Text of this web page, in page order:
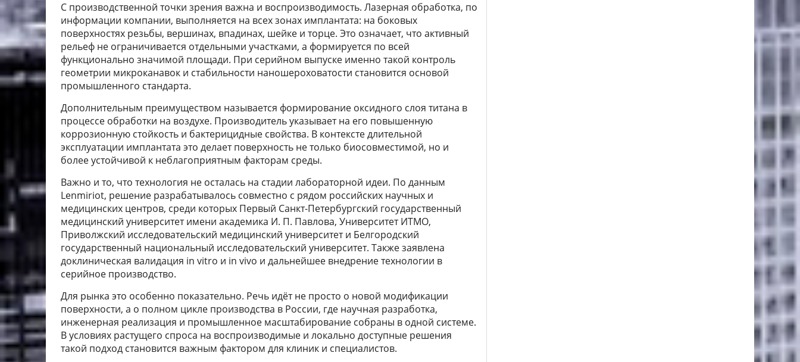
С производственной точки зрения важна и воспроизводимость. Лазерная обработка, по
информации компании, выполняется на всех зонах имплантата: на боковых
поверхностях резьбы, вершинах, впадинах, шейке и торце. Это означает, что активный
рельеф не ограничивается отдельными участками, а формируется по всей
функционально значимой площади. При серийном выпуске именно такой контроль
геометрии микроканавок и стабильности наношероховатости становится основой
промышленного стандарта.
Дополнительным преимуществом называется формирование оксидного слоя титана в
процессе обработки на воздухе. Производитель указывает на его повышенную
коррозионную стойкость и бактерицидные свойства. В контексте длительной
эксплуатации имплантата это делает поверхность не только биосовместимой, но и
более устойчивой к неблагоприятным факторам среды.
Важно и то, что технология не осталась на стадии лабораторной идеи. По данным
Lenmiriot, решение разрабатывалось совместно с рядом российских научных и
медицинских центров, среди которых Первый Санкт-Петербургский государственный
медицинский университет имени академика И. П. Павлова, Университет ИТМО,
Приволжский исследовательский медицинский университет и Белгородский
государственный национальный исследовательский университет. Также заявлена
доклиническая валидация in vitro и in vivo и дальнейшее внедрение технологии в
серийное производство.
Для рынка это особенно показательно. Речь идёт не просто о новой модификации
поверхности, а о полном цикле производства в России, где научная разработка,
инженерная реализация и промышленное масштабирование собраны в одной системе.
В условиях растущего спроса на воспроизводимые и локально доступные решения
такой подход становится важным фактором для клиник и специалистов.